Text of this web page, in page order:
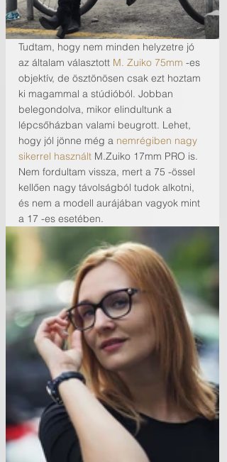
Tudtam, hogy nem minden helyzetre jó
az általam választott M. Zuiko 75mm -es
objektív, de ösztönösen csak ezt hoztam
ki magammal a stúdióból. Jobban
belegondolva, mikor elindultunk a
lépcsőházban valami beugrott. Lehet,
hogy jól jönne még a nemrégiben nagy
sikerrel használt M.Zuiko 17mm PRO is.
Nem fordultam vissza, mert a 75 -össel
kellően nagy távolságból tudok alkotni,
és nem a modell aurájában vagyok mint
a 17 -es esetében.